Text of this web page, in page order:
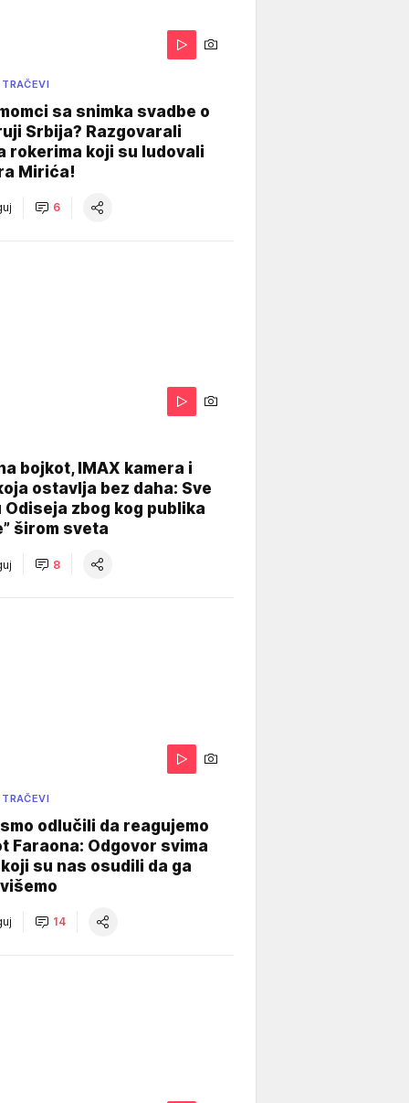
sa snimka svadbe o
Srbija? Razgovarali
rokerima koji su ludovali
Mirića!
6
bojkot, IMAX kamera i
ostavlja bez daha: Sve
Odiseja zbog kog publika
širom sveta
8
odlučili da reagujemo
Faraona: Odgovor svima
su nas osudili da ga
14